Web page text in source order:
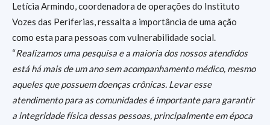
Letícia Armindo, coordenadora de operações do Instituto
Vozes das Periferias, ressalta a importância de uma ação
como esta para pessoas com vulnerabilidade social.
“Realizamos uma pesquisa e a maioria dos nossos atendidos
está há mais de um ano sem acompanhamento médico, mesmo
aqueles que possuem doenças crônicas. Levar esse
atendimento para as comunidades é importante para garantir
a integridade física dessas pessoas, principalmente em época